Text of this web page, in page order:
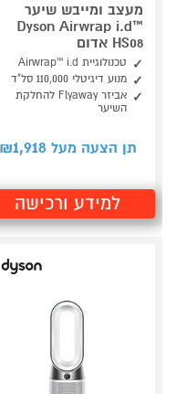
מעצב ומייבש שיער
Dyson Airwrap i.d™
HS08 אדום
טכנולוגיית Airwrap™ i.d
מנוע דיגיטלי 110,000 סל"ד
אביזר Flyaway להחלקת
השיער
תן הצעה מעל ₪ 1,918
למידע ורכישה